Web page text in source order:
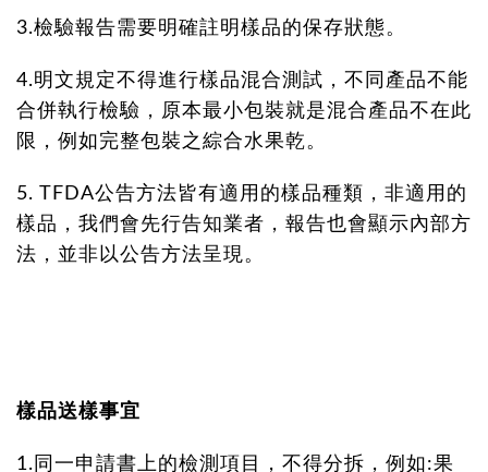
3.檢驗報告需要明確註明樣品的保存狀態。
4.明文規定不得進行樣品混合測試，不同產品不能
合併執行檢驗，原本最小包裝就是混合產品不在此
限，例如完整包裝之綜合水果乾。
5. TFDA公告方法皆有適用的樣品種類，非適用的
樣品，我們會先行告知業者，報告也會顯示內部方
法，並非以公告方法呈現。
樣品送樣事宜
1.同一申請書上的檢測項目，不得分拆，例如:果